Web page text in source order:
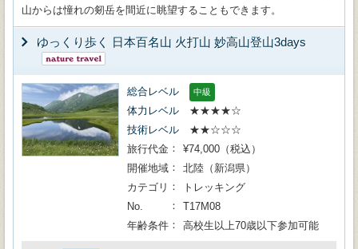
山からは憧れの剱岳を間近に眺望することもできます。
ゆっくり歩く 日本百名山 火打山 妙高山登山3days
総合レベル 中級
体力レベル
★★★★☆
技術レベル
★★☆☆☆
旅行代金
¥74,000（税込）
開催地域
北陸（新潟県）
カテゴリ
トレッキング
No.
T17M08
年齢条件
高校生以上70歳以下参加可能